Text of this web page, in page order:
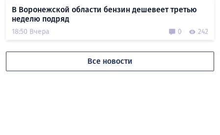
В Воронежской области бензин дешевеет третью
неделю подряд
18:50 Вчера 0 242
Все новости